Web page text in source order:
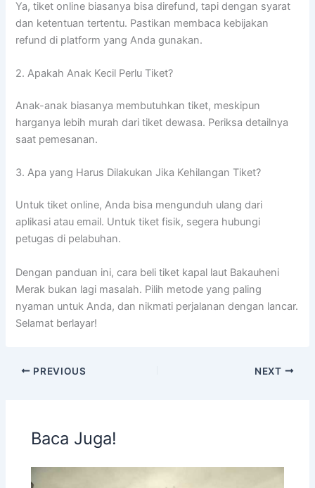
Ya, tiket online biasanya bisa direfund, tapi dengan syarat
dan ketentuan tertentu. Pastikan membaca kebijakan
refund di platform yang Anda gunakan.
2. Apakah Anak Kecil Perlu Tiket?
Anak-anak biasanya membutuhkan tiket, meskipun
harganya lebih murah dari tiket dewasa. Periksa detailnya
saat pemesanan.
3. Apa yang Harus Dilakukan Jika Kehilangan Tiket?
Untuk tiket online, Anda bisa mengunduh ulang dari
aplikasi atau email. Untuk tiket fisik, segera hubungi
petugas di pelabuhan.
Dengan panduan ini, cara beli tiket kapal laut Bakauheni
Merak bukan lagi masalah. Pilih metode yang paling
nyaman untuk Anda, dan nikmati perjalanan dengan lancar.
Selamat berlayar!
PREVIOUS NEXT
Baca Juga!